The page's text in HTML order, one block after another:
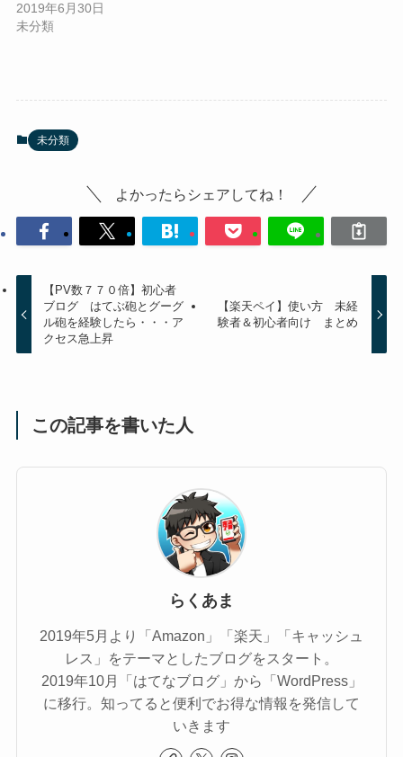
2019年6月30日
未分類
未分類
よかったらシェアしてね！
【PV数７７０倍】初心者
ブログ はてぶ砲とグーグ
ル砲を経験したら・・・ア
クセス急上昇
【楽天ペイ】使い方 未経
験者＆初心者向け まとめ
この記事を書いた人
らくあま
2019年5月より「Amazon」「楽天」「キャッシュ
レス」をテーマとしたブログをスタート。
2019年10月「はてなブログ」から「WordPress」
に移行。知ってると便利でお得な情報を発信して
いきます